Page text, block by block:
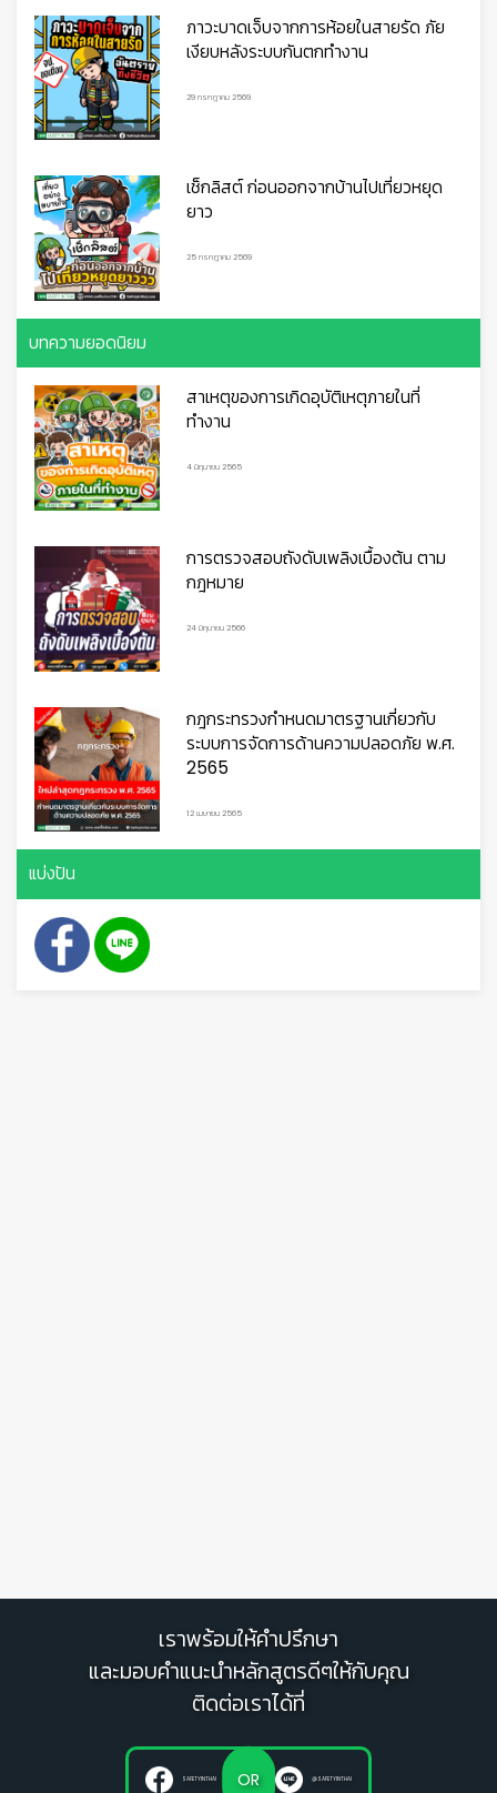
ภาวะบาดเจ็บจากการห้อยในสายรัด ภัย
เงียบหลังระบบกันตกทำงาน
29 กรกฎาคม 2569
เช็กลิสต์ ก่อนออกจากบ้านไปเที่ยวหยุด
ยาว
25 กรกฎาคม 2569
บทความยอดนิยม
สาเหตุของการเกิดอุบัติเหตุภายในที่
ทำงาน
4 มิถุนายน 2565
การตรวจสอบถังดับเพลิงเบื้องต้น ตาม
กฎหมาย
24 มิถุนายน 2566
กฎกระทรวงกำหนดมาตรฐานเกี่ยวกับ
ระบบการจัดการด้านความปลอดภัย พ.ศ.
2565
12 เมษายน 2565
แบ่งปัน
เราพร้อมให้คำปรึกษา
และมอบคำแนะนำหลักสูตรดีๆให้กับคุณ
ติดต่อเราได้ที่
SAFETYINTHAI OR @SAFETYINTHAI